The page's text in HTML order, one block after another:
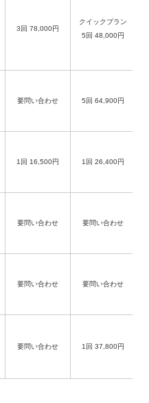
3回 78,000円
クイックプラン
5回 48,000円
要問い合わせ 5回 64,900円
1回 16,500円 1回 26,400円
要問い合わせ 要問い合わせ
要問い合わせ 要問い合わせ
要問い合わせ 1回 37,800円